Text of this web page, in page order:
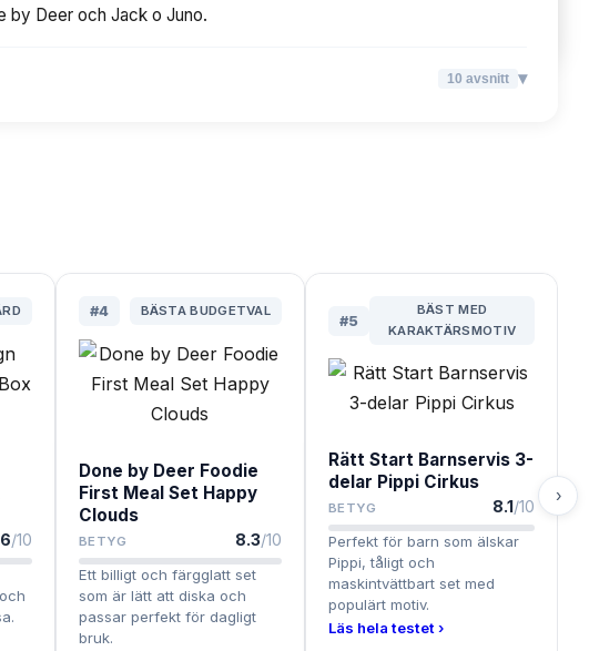
by Deer och Jack o Juno.
10 avsnitt ▾
/10
#4 BÄSTA BUDGETVAL
Done by Deer Foodie
First Meal Set Happy
Clouds
BETYG 8.3/10
Ett billigt och färgglatt set
som är lätt att diska och
passar perfekt för dagligt
bruk.
#5
BÄST MED
KARAKTÄRSMOTIV
Rätt Start Barnservis 3-
delar Pippi Cirkus
BETYG 8.1/10
Perfekt för barn som älskar
Pippi, tåligt och
maskintvättbart set med
populärt motiv.
Läs hela testet ›
›